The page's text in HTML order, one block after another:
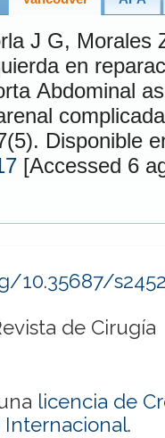
J G, Morales
en
Abdominal
. 2025;77(5).
10.35687/
de Cirugía
licencia de
Internacional.